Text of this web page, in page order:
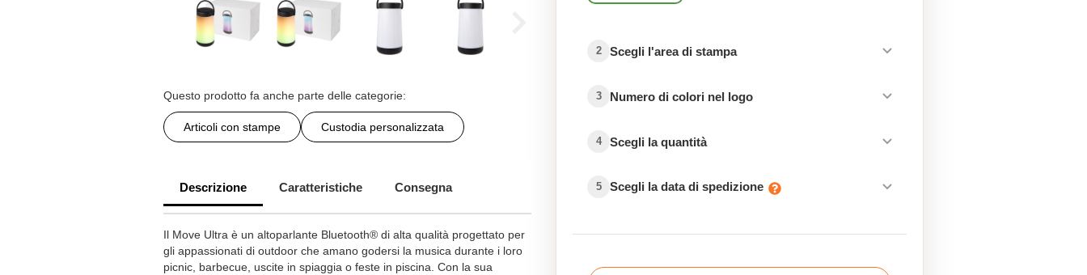
Questo prodotto fa anche parte delle categorie:
Articoli con stampe Custodia personalizzata
Descrizione Caratteristiche Consegna
Il Move Ultra è un altoparlante Bluetooth® di alta qualità progettato per
gli appassionati di outdoor che amano godersi la musica durante i loro
picnic, barbecue, uscite in spiaggia o feste in piscina. Con la sua
2 Scegli l'area di stampa
3 Numero di colori nel logo
4 Scegli la quantità
5 Scegli la data di spedizione